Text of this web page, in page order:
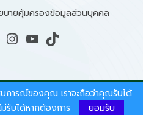
บายคุ้มครองข้อมูลส่วนบุคคล
Instagram YouTube TikTok
นักงานนโยบายและแผน
และสิ่งแวดล้อม.
การณ์ของคุณ เราจะถือว่าคุณรับได้
รับได้หากต้องการ
ยอมรับ